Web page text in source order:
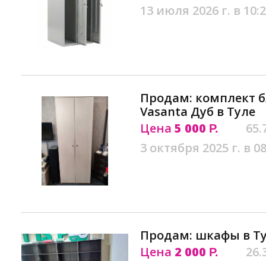
13 июля 2026 г. в
Продам: комплект
Vasanta Дуб в Туле
Цена 5 000 Р.
3 октября 2025 г. в
Продам: шкафы в
Цена 2 000 Р.